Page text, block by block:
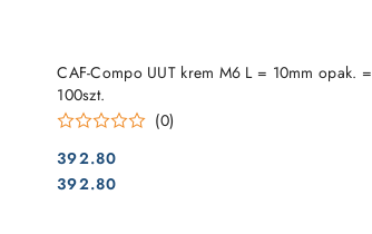
CAF-Compo UUT krem ​​M6 L = 10mm opak. =
100szt.
(0)
Cena:
392.80
Cena:
392.80
DO KOSZYKA